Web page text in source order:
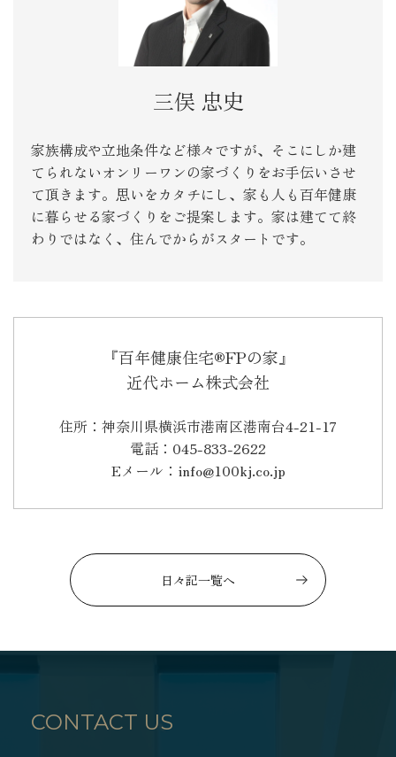
三俣 忠史
家族構成や立地条件など様々ですが、そこにしか建
てられないオンリーワンの家づくりをお手伝いさせ
て頂きます。思いをカタチにし、家も人も百年健康
に暮らせる家づくりをご提案します。家は建てて終
わりではなく、住んでからがスタートです。
『百年健康住宅®FPの家』
近代ホーム株式会社
住所：神奈川県横浜市港南区港南台4-21-17
電話：045-833-2622
Eメール：info@100kj.co.jp
日々記一覧へ
CONTACT US